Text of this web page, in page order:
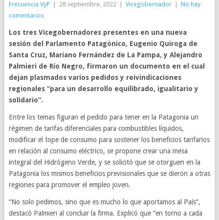
Frecuencia VyP 28 septiembre, 2022 Vicegobernador
No hay
comentarios
Los tres Vicegobernadores presentes en una nueva
sesión del Parlamento Patagónico, Eugenio Quiroga de
Santa Cruz, Mariano Fernández de La Pampa, y Alejandro
Palmieri de Río Negro, firmaron un documento en el cual
dejan plasmados varios pedidos y reivindicaciones
regionales “para un desarrollo equilibrado, igualitario y
solidario”.
Entre los temas figuran el pedido para tener en la Patagonia un
régimen de tarifas diferenciales para combustibles líquidos,
modificar el tope de consumo para sostener los beneficios tarifarios
en relación al consumo eléctrico, se propone crear una mesa
integral del Hidrógeno Verde, y se solicitó que se otorguen en la
Patagonia los mismos beneficios previsionales que se dieron a otras
regiones para promover el empleo joven.
“No solo pedimos, sino que es mucho lo que aportamos al País”,
destacó Palmieri al concluir la firma. Explicó que “en torno a cada